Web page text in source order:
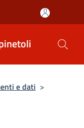
e dati >